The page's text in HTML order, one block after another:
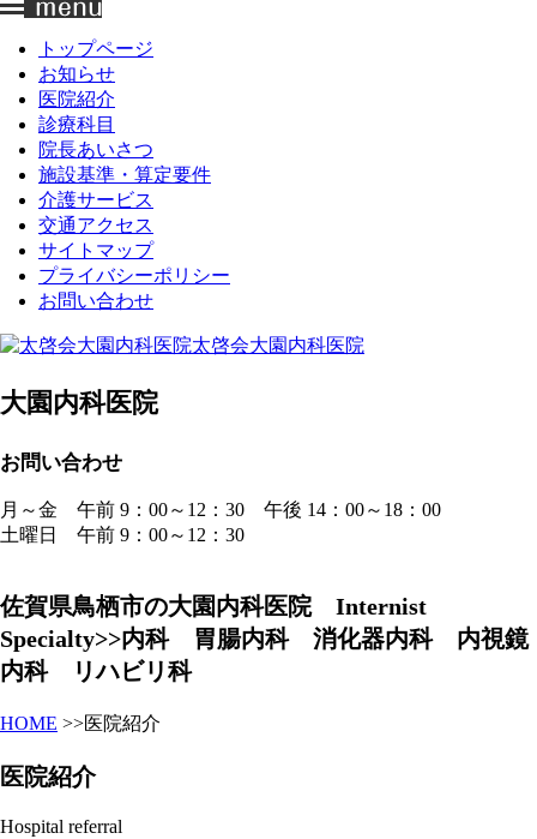
トップページ
お知らせ
医院紹介
診療科目
院長あいさつ
施設基準・算定要件
介護サービス
交通アクセス
サイトマップ
プライバシーポリシー
お問い合わせ
太啓会大園内科医院
大園内科医院
お問い合わせ
月～金 午前 9：00～12：30 午後 14：00～18：00
土曜日 午前 9：00～12：30
佐賀県鳥栖市の大園内科医院 Internist
Specialty>>内科 胃腸内科 消化器内科 内視鏡
内科 リハビリ科
HOME >>医院紹介
医院紹介
Hospital referral